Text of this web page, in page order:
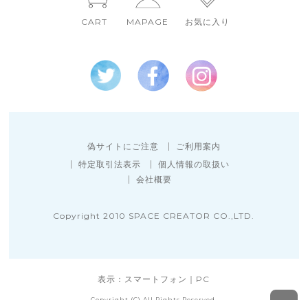
CART MAPAGE お気に入り
偽サイトにご注意
ご利用案内
特定取引法表示
個人情報の取扱い
会社概要
Copyright 2010 SPACE CREATOR CO.,LTD.
表示：スマートフォン｜ PC